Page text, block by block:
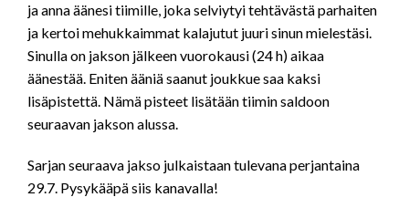
ja anna äänesi tiimille, joka selviytyi tehtävästä parhaiten
ja kertoi mehukkaimmat kalajutut juuri sinun mielestäsi.
Sinulla on jakson jälkeen vuorokausi (24 h) aikaa
äänestää. Eniten ääniä saanut joukkue saa kaksi
lisäpistettä. Nämä pisteet lisätään tiimin saldoon
seuraavan jakson alussa.
Sarjan seuraava jakso julkaistaan tulevana perjantaina
29.7. Pysykääpä siis kanavalla!